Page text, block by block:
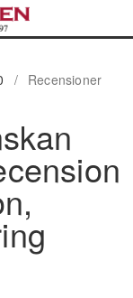
/ Recensioner